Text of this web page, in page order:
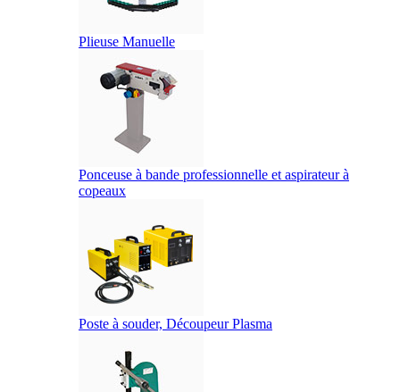
Plieuse Manuelle
Ponceuse à bande professionnelle et aspirateur à
copeaux
Poste à souder, Découpeur Plasma